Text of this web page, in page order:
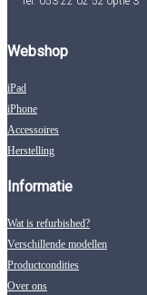
Webshop
iPad
iPhone
Accessoires
Herstelling
Informatie
Wat is refurbished?
Verschillende modellen
Productcondities
Over ons